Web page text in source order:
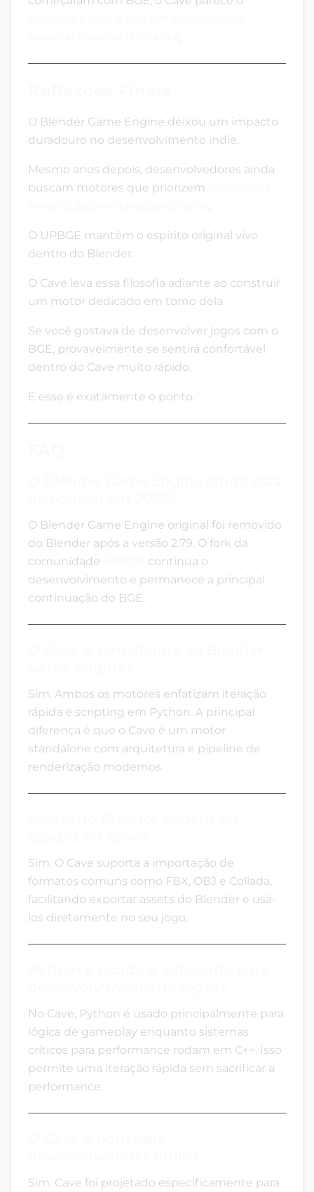
.
O Blender Game Engine deixou um impacto
duradouro no desenvolvimento indie.
Mesmo anos depois, desenvolvedores ainda
buscam motores que priorizem
.
O UPBGE mantém o espírito original vivo
dentro do Blender.
O Cave leva essa filosofia adiante ao construir
um motor dedicado em torno dela.
Se você gostava de desenvolver jogos com o
BGE, provavelmente se sentirá confortável
dentro do Cave muito rápido.
E esse é exatamente o ponto.
O Blender Game Engine original foi removido
do Blender após a versão 2.79. O fork da
comunidade
continua o
desenvolvimento e permanece a principal
continuação do BGE.
Sim. Ambos os motores enfatizam iteração
rápida e scripting em Python. A principal
diferença é que o Cave é um motor
standalone com arquitetura e pipeline de
renderização modernos.
Sim. O Cave suporta a importação de
formatos comuns como FBX, OBJ e Collada,
facilitando exportar assets do Blender e usá-
los diretamente no seu jogo.
No Cave, Python é usado principalmente para
lógica de gameplay enquanto sistemas
críticos para performance rodam em C++. Isso
permite uma iteração rápida sem sacrificar a
performance.
Sim. Cave foi projetado especificamente para